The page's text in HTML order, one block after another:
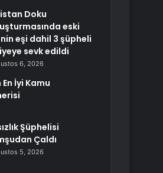
Doku
eski
eşi dahil 3 şüpheli
sevk edildi
6, 2026
İyi Kamu
Şüphelisi
Çaldı
5, 2026